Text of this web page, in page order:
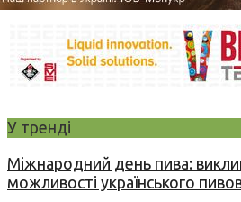
У тренді
Міжнародний день пива:
можливості українського